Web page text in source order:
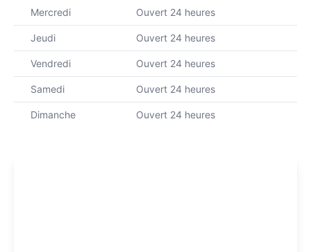
Mercredi Ouvert 24 heures
Jeudi Ouvert 24 heures
Vendredi Ouvert 24 heures
Samedi Ouvert 24 heures
Dimanche Ouvert 24 heures